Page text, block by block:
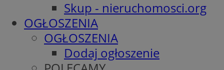
Skup - nieruchomosci.org
OGŁOSZENIA
OGŁOSZENIA
Dodaj ogłoszenie